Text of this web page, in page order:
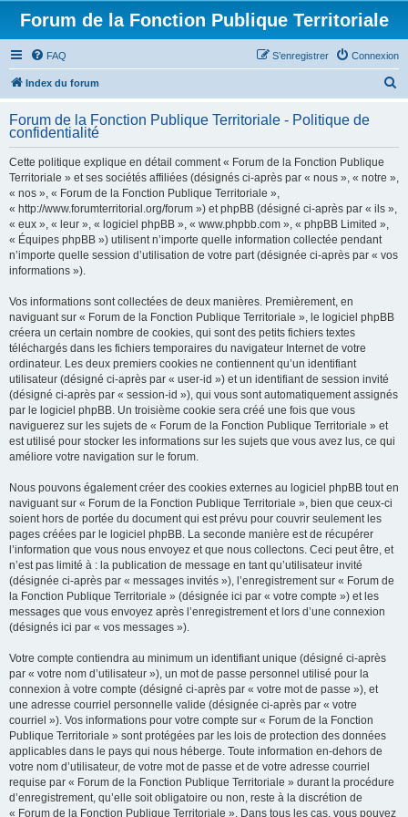
Forum de la Fonction Publique Territoriale
FAQ Connexion
S’enregistrer
Index du forum
h
Forum de la Fonction Publique Territoriale - Politique de
confidentialité
Cette politique explique en détail comment « Forum de la Fonction Publique
Territoriale » et ses sociétés affiliées (désignés ci-après par « nous », « notre »,
« nos », « Forum de la Fonction Publique Territoriale »,
« http://www.forumterritorial.org/forum ») et phpBB (désigné ci-après par « ils »,
« eux », « leur », « logiciel phpBB », « www.phpbb.com », « phpBB Limited »,
« Équipes phpBB ») utilisent n’importe quelle information collectée pendant
n’importe quelle session d’utilisation de votre part (désignée ci-après par « vos
informations »).
Vos informations sont collectées de deux manières. Premièrement, en
naviguant sur « Forum de la Fonction Publique Territoriale », le logiciel phpBB
créera un certain nombre de cookies, qui sont des petits fichiers textes
téléchargés dans les fichiers temporaires du navigateur Internet de votre
ordinateur. Les deux premiers cookies ne contiennent qu’un identifiant
utilisateur (désigné ci-après par « user-id ») et un identifiant de session invité
(désigné ci-après par « session-id »), qui vous sont automatiquement assignés
par le logiciel phpBB. Un troisième cookie sera créé une fois que vous
naviguerez sur les sujets de « Forum de la Fonction Publique Territoriale » et
est utilisé pour stocker les informations sur les sujets que vous avez lus, ce qui
améliore votre navigation sur le forum.
Nous pouvons également créer des cookies externes au logiciel phpBB tout en
naviguant sur « Forum de la Fonction Publique Territoriale », bien que ceux-ci
soient hors de portée du document qui est prévu pour couvrir seulement les
pages créées par le logiciel phpBB. La seconde manière est de récupérer
l’information que vous nous envoyez et que nous collectons. Ceci peut être, et
n’est pas limité à : la publication de message en tant qu’utilisateur invité
(désignée ci-après par « messages invités »), l’enregistrement sur « Forum de
la Fonction Publique Territoriale » (désignée ici par « votre compte ») et les
messages que vous envoyez après l’enregistrement et lors d’une connexion
(désignés ici par « vos messages »).
Votre compte contiendra au minimum un identifiant unique (désigné ci-après
par « votre nom d’utilisateur »), un mot de passe personnel utilisé pour la
connexion à votre compte (désigné ci-après par « votre mot de passe »), et
une adresse courriel personnelle valide (désignée ci-après par « votre
courriel »). Vos informations pour votre compte sur « Forum de la Fonction
Publique Territoriale » sont protégées par les lois de protection des données
applicables dans le pays qui nous héberge. Toute information en-dehors de
votre nom d’utilisateur, de votre mot de passe et de votre adresse courriel
requise par « Forum de la Fonction Publique Territoriale » durant la procédure
d’enregistrement, qu’elle soit obligatoire ou non, reste à la discrétion de
« Forum de la Fonction Publique Territoriale ». Dans tous les cas, vous pouvez